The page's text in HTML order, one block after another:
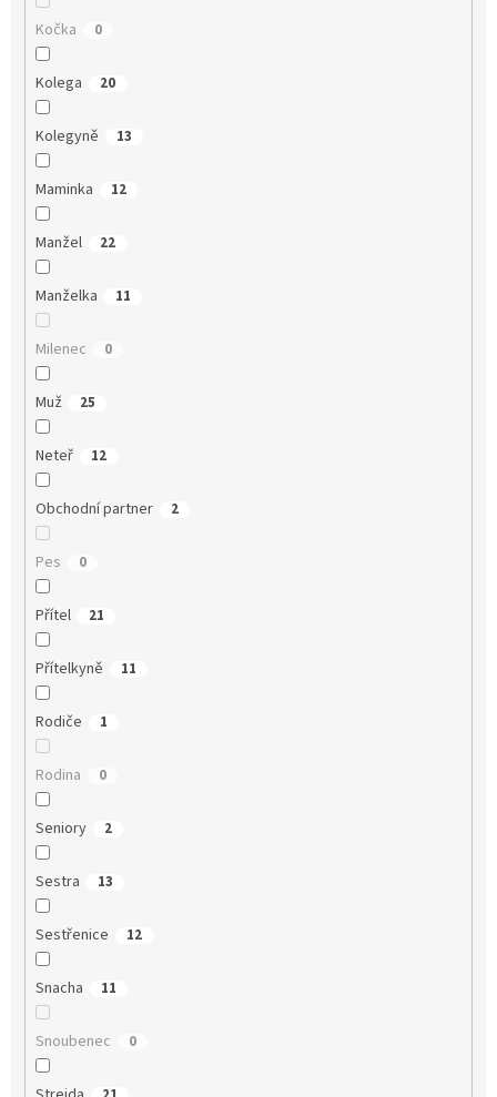
Kočka 0
Kolega 20
Kolegyně 13
Maminka 12
Manžel 22
Manželka 11
Milenec 0
Muž 25
Neteř 12
Obchodní partner 2
Pes 0
Přítel 21
Přítelkyně 11
Rodiče 1
Rodina 0
Seniory 2
Sestra 13
Sestřenice 12
Snacha 11
Snoubenec 0